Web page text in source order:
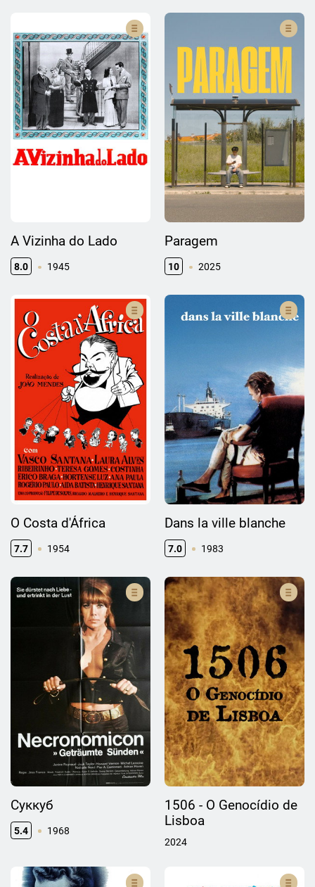
A Vizinha do Lado
8.0 1945
Paragem
10 2025
O Costa d'África
7.7 1954
Dans la ville blanche
7.0 1983
Суккуб
5.4 1968
1506 - O Genocídio de
Lisboa
2024